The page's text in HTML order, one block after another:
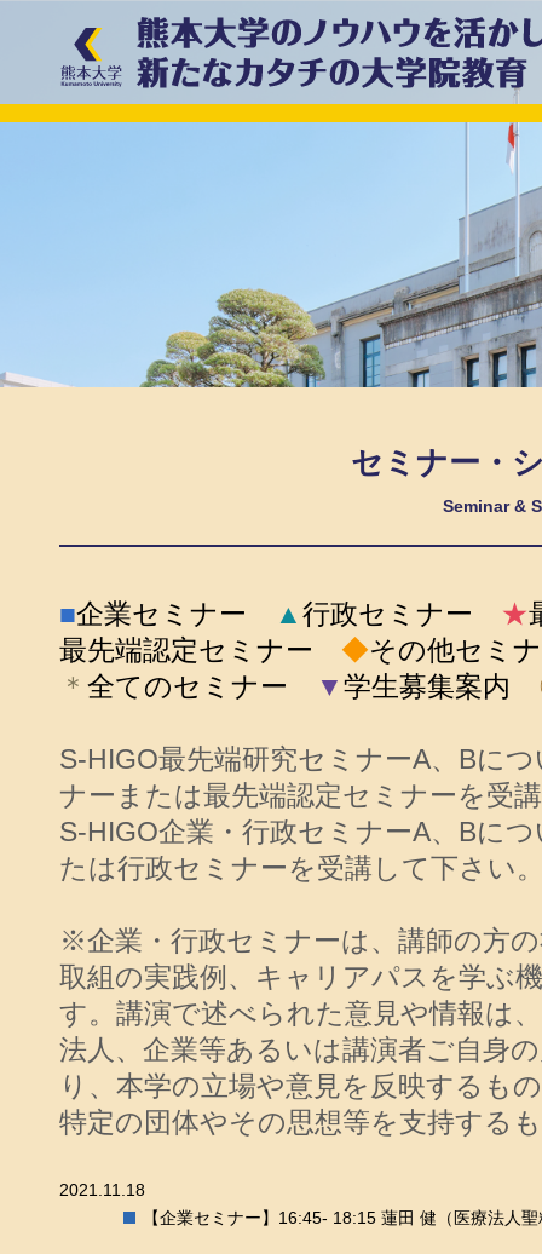
セミナー・
Seminar &
■企業セミナー ▲行政セミナー ★
最先端認定セミナー
◆その他セミ
＊ 全てのセミナー ▼学生募集案内
S-HIGO最先端研究セミナーA、Bに
ナーまたは最先端認定セミナーを受
S-HIGO企業・行政セミナーA、Bに
たは行政セミナーを受講して下さい
※企業・行政セミナーは、講師の方
取組の実践例、キャリアパスを学ぶ
す。講演で述べられた意見や情報は
法人、企業等あるいは講演者ご自身
り、本学の立場や意見を反映するも
特定の団体やその思想等を支持する
2021.11.18
【企業セミナー】16:45- 18:15 蓮田 健（医療法人